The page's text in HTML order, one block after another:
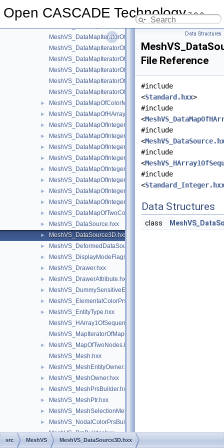
Open CASCADE Technology7.9.0
MeshVS_DataMapIteratorOfDataMapOfIntegerBoolean.hxx
MeshVS_DataMapIteratorOfDataMapOfIntegerColor.hxx
MeshVS_DataMapIteratorOfDataMapOfIntegerMaterial.hxx
MeshVS_DataMapIteratorOfDataMapOfIntegerOwner.hxx
MeshVS_DataMapIteratorOfDataMapOfIntegerTwoColors.hxx
MeshVS_DataMapIteratorOfDataMapOfIntegerVector.hxx
► MeshVS_DataMapOfColorMapOfInteger.hxx
► MeshVS_DataMapOfHArray1OfSequenceOfInteger.hxx
► MeshVS_DataMapOfIntegerAsciiString.hxx
► MeshVS_DataMapOfIntegerBoolean.hxx
► MeshVS_DataMapOfIntegerColor.hxx
► MeshVS_DataMapOfIntegerMaterial.hxx
► MeshVS_DataMapOfIntegerMeshEntityOwner.hxx
► MeshVS_DataMapOfIntegerOwner.hxx
► MeshVS_DataMapOfIntegerTwoColors.hxx
► MeshVS_DataMapOfIntegerVector.hxx
► MeshVS_DataMapOfTwoColorsMapOfInteger.hxx
► MeshVS_DataSource.hxx
► MeshVS_DataSource3D.hxx
► MeshVS_DeformedDataSource.hxx
► MeshVS_DisplayModeFlags.hxx
► MeshVS_Drawer.hxx
► MeshVS_DrawerAttribute.hxx
► MeshVS_DummySensitiveEntity.hxx
► MeshVS_ElementalColorPrsBuilder.hxx
►
MeshVS_EntityType.hxx
MeshVS_HArray1OfSequenceOfInteger.hxx
MeshVS_MapIteratorOfMapOfTwoNodes.hxx
►
MeshVS_MapOfTwoNodes.hxx
MeshVS_Mesh.hxx
► MeshVS_MeshEntityOwner.hxx
► MeshVS_MeshOwner.hxx
► MeshVS_MeshPrsBuilder.hxx
► MeshVS_MeshPtr.hxx
► MeshVS_MeshSelectionMethod.hxx
► MeshVS_NodalColorPrsBuilder.hxx
► MeshVS_PrsBuilder.hxx
► MeshVS_SelectionModeFlags.hxx
Data Structures
File Reference
#include
<Standard.hxx>
#include
<
#include
<
#include
<
#include
<
Data Structures
class
src MeshVS MeshVS_DataSource3D.hxx